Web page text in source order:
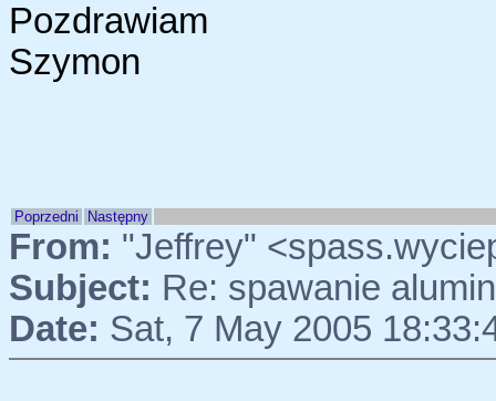
Pozdrawiam
Szymon
Poprzedni Następny
From: "Jeffrey"
Subject: Re: spawanie
Date: Sat, 7 May 2005